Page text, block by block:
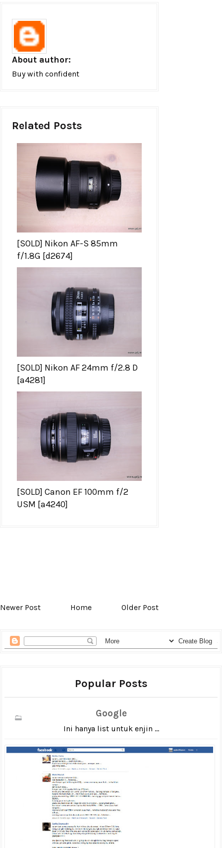
About author:
Buy with confident
Related Posts
[SOLD] Nikon AF-S 85mm
f/1.8G [d2674]
[SOLD] Nikon AF 24mm f/2.8 D
[a4281]
[SOLD] Canon EF 100mm f/2
USM [a4240]
Newer Post Home Older Post
Popular Posts
Google
Ini hanya list untuk enjin ...